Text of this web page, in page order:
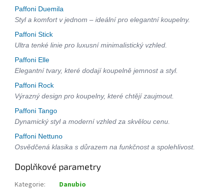
Paffoni Duemila
Styl a komfort v jednom – ideální pro elegantní koupelny.
Paffoni Stick
Ultra tenké linie pro luxusní minimalistický vzhled.
Paffoni Elle
Elegantní tvary, které dodají koupelně jemnost a styl.
Paffoni Rock
Výrazný design pro koupelny, které chtějí zaujmout.
Paffoni Tango
Dynamický styl a moderní vzhled za skvělou cenu.
Paffoni Nettuno
Osvědčená klasika s důrazem na funkčnost a spolehlivost.
Doplňkové parametry
Kategorie:
Danubio